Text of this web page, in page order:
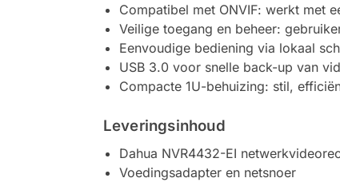
Compatibel met ONVIF: werkt met
Veilige toegang en beheer:
Eenvoudige bediening via lokaal
USB 3.0 voor snelle back-up van
Compacte 1U-behuizing: stil,
Leveringsinhoud
Dahua NVR4432-EI
Voedingsadapter en netsnoer